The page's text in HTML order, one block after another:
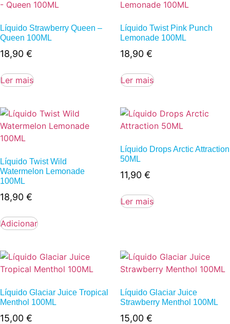
Líquido Strawberry Queen –
Queen 100ML
18,90 €
Ler mais
Líquido Twist Pink Punch
Lemonade 100ML
18,90 €
Ler mais
Líquido Twist Wild
Watermelon Lemonade
100ML
18,90 €
Adicionar
Líquido Drops Arctic Attraction
50ML
11,90 €
Ler mais
Líquido Glaciar Juice Tropical
Menthol 100ML
15,00 €
Líquido Glaciar Juice
Strawberry Menthol 100ML
15,00 €